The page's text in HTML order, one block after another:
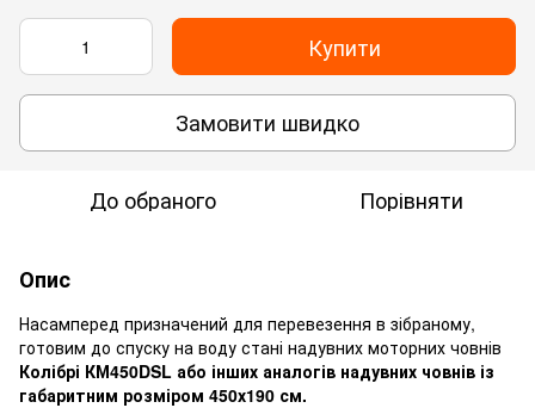
Купити
Замовити швидко
До обраного Порівняти
Опис
Насамперед призначений для перевезення в зібраному,
готовим до спуску на воду стані надувних моторних човнів
Колібрі КМ450DSL або інших аналогів надувних човнів із
габаритним розміром 450х190 см.